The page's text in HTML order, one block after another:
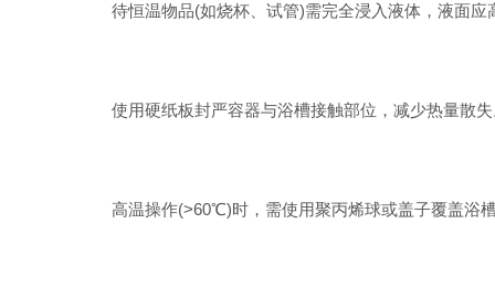
待恒温物品(如烧杯、试管)需完全浸入液体，液面应
使用硬纸板封严容器与浴槽接触部位，减少热量散失
高温操作(>60℃)时，需使用聚丙烯球或盖子覆盖浴